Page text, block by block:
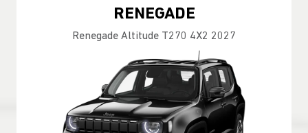
RENEGADE
Renegade Altitude T270 4X2 2027